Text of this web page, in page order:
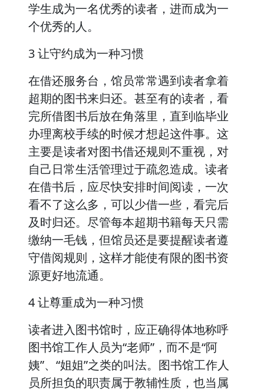
学生成为一名优秀的读者，进而成为一
个优秀的人。
3 让守约成为一种习惯
在借还服务台，馆员常常遇到读者拿着
超期的图书来归还。甚至有的读者，看
完所借图书后放在角落里，直到临毕业
办理离校手续的时候才想起这件事。这
主要是读者对图书借还规则不重视，对
自己日常生活管理过于疏忽造成。读者
在借书后，应尽快安排时间阅读，一次
看不了这么多，可以少借一些，看完后
及时归还。尽管每本超期书籍每天只需
缴纳一毛钱，但馆员还是要提醒读者遵
守借阅规则，这样才能使有限的图书资
源更好地流通。
4 让尊重成为一种习惯
读者进入图书馆时，应正确得体地称呼
图书馆工作人员为“老师”，而不是“阿
姨”、“姐姐”之类的叫法。图书馆工作人
员所担负的职责属于教辅性质，也当属